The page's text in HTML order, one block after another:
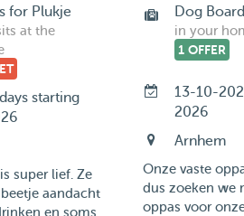
for Plukje
at the
starting
super lief. Ze
aandacht
en soms
Dog
in your
1 OFFER
13-10-
2026
Arnhem
Onze vaste
dus zoeken we
oppas voor